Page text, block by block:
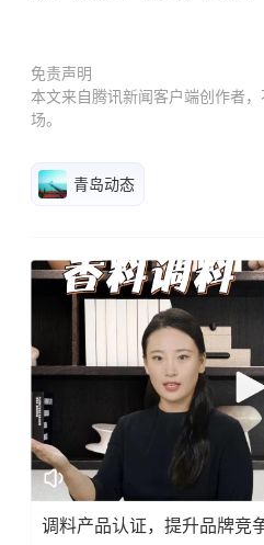
免责声明
本文来自腾讯新闻客户端创作者
场。
青岛动态
调料产品认证，提升品牌竞